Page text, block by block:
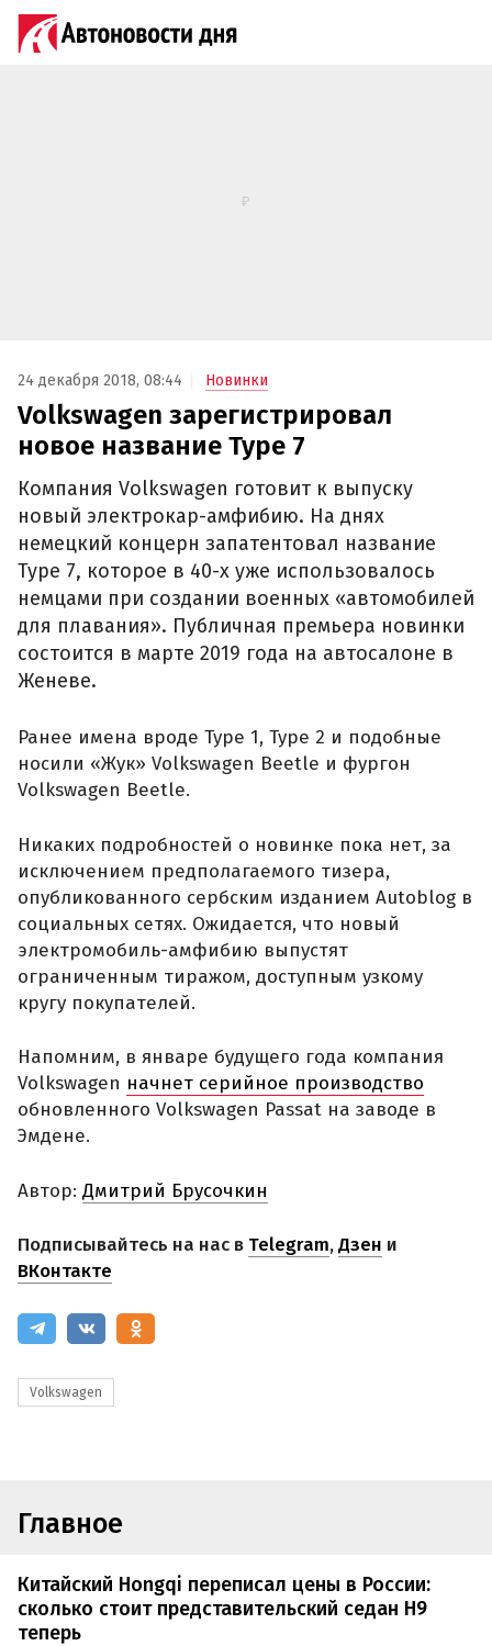
24 декабря 2018, 08:44 Новинки
Volkswagen зарегистрировал
новое название Type 7
Компания Volkswagen готовит к выпуску
новый электрокар-амфибию. На днях
немецкий концерн запатентовал название
Type 7, которое в 40-х уже использовалось
немцами при создании военных «автомобилей
для плавания». Публичная премьера новинки
состоится в марте 2019 года на автосалоне в
Женеве.
Ранее имена вроде Type 1, Type 2 и подобные
носили «Жук» Volkswagen Beetle и фургон
Volkswagen Beetle.
Никаких подробностей о новинке пока нет, за
исключением предполагаемого тизера,
опубликованного сербским изданием Autoblog в
социальных сетях. Ожидается, что новый
электромобиль-амфибию выпустят
ограниченным тиражом, доступным узкому
кругу покупателей.
Напомним, в январе будущего года компания
Volkswagen начнет серийное производство
обновленного Volkswagen Passat на заводе в
Эмдене.
Автор: Дмитрий Брусочкин
Подписывайтесь на нас в Telegram,Дзен и
ВКонтакте
Volkswagen
Главное
Китайский Hongqi переписал цены в России:
сколько стоит представительский седан H9
теперь